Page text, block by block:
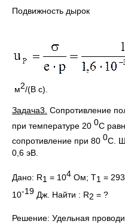
Подвижность дырок
м2/(В с).
Задача3 Сопротивление
при температуре 20 0С
сопротивление при 80 0С.
0,6 эВ.
Дано: R1 = 104 Ом; Т1 =
10-19 Дж. Найти : R2 = ?
Решение: Удельная